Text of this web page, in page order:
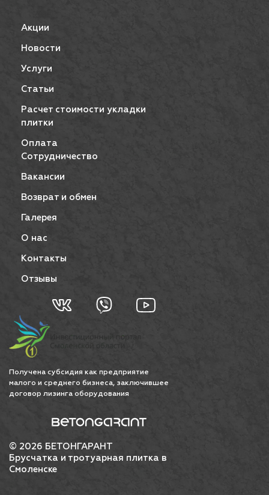
© 2026 БЕТОНГАРАНТ
Брусчатка и тротуарная плитка в
Смоленске
Акции
Новости
Услуги
Статьи
Расчет стоимости укладки
плитки
Оплата
Сотрудничество
Вакансии
Возврат и обмен
Галерея
О нас
Контакты
Отзывы
Получена субсидия как предприятие
малого и среднего бизнеса, заключившее
договор лизинга оборудования